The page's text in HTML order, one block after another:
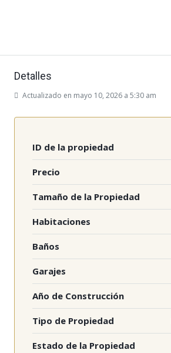
Detalles
Actualizado en mayo 10, 2026 a 5:30 am
ID de la propiedad
Precio
Tamaño de la Propiedad
Habitaciones
Baños
Garajes
Año de Construcción
Tipo de Propiedad
Estado de la Propiedad